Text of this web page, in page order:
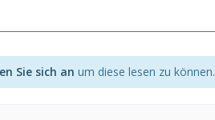
Sie sich an um diese lesen zu können.